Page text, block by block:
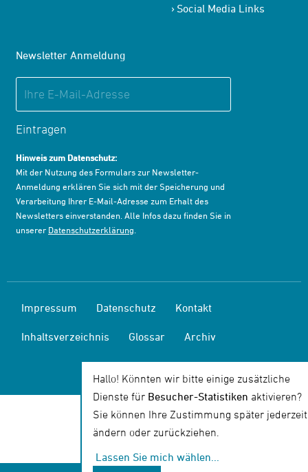
Social Media Links
Newsletter Anmeldung
Eintragen
Hinweis zum Datenschutz:
Mit der Nutzung des Formulars zur Newsletter-
Anmeldung erklären Sie sich mit der Speicherung und
Verarbeitung Ihrer E-Mail-Adresse zum Erhalt des
Newsletters einverstanden. Alle Infos dazu finden Sie in
unserer Datenschutzerklärung
Impressum Datenschutz Kontakt
Inhaltsverzeichnis Glossar Archiv
Hallo! Könnten wir bitte einige zusätzliche
Dienste für Besucher-Statistiken aktivieren?
Sie können Ihre Zustimmung später jederzeit
ändern oder zurückziehen.
Lassen Sie mich wählen